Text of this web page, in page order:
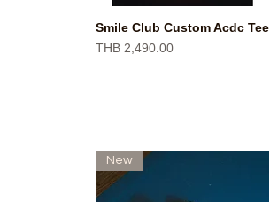
快速瀏覽
Smile Club Custom Acdc Tee
價格
THB 2,490.00
New